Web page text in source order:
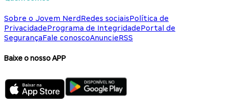
Sobre o Jovem NerdRedes sociaisPolítica de
PrivacidadePrograma de IntegridadePortal de
SegurançaFale conoscoAnuncieRSS
Baixe o nosso APP